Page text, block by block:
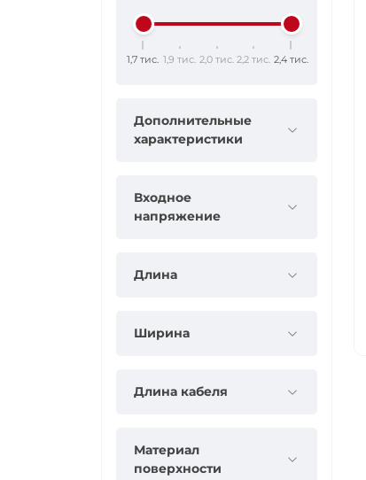
1,7 тис. 1,9 тис. 2,0 тис. 2,2 тис. 2,4 тис.
Дополнительные
характеристики
Входное
напряжение
Длина
Ширина
Длина кабеля
Материал
поверхности